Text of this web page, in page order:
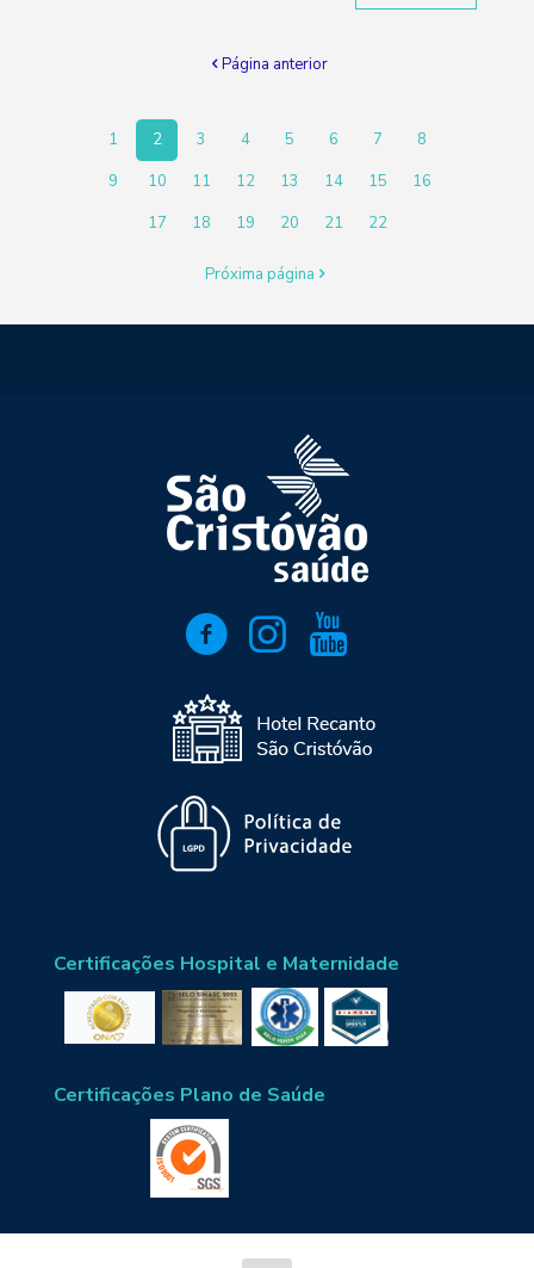
Página anterior
1 2 3 4 5 6 7
8
9
10 11 12 13 14 15
16
17
18 19 20 21 22
Próxima página
Certificações Hospital e Maternidade
Certificações Plano de Saúde